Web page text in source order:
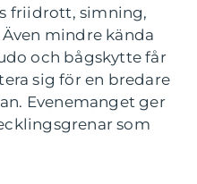
friidrott, simning,
mindre kända
och bågskytte får
sig för en bredare
Evenemanget ger
som